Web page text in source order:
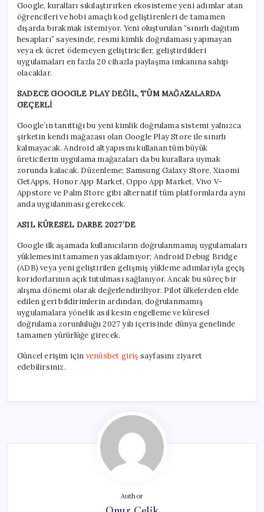
Google, kuralları sıkılaştırırken ekosisteme yeni adımlar atan
öğrencileri ve hobi amaçlı kod geliştirenleri de tamamen
dışarda bırakmak istemiyor. Yeni oluşturulan “sınırlı dağıtım
hesapları” sayesinde, resmi kimlik doğrulaması yapmayan
veya ek ücret ödemeyen geliştiriciler, geliştirdikleri
uygulamaları en fazla 20 cihazla paylaşma imkanına sahip
olacaklar.
SADECE GOOGLE PLAY DEĞİL, TÜM MAĞAZALARDA
GEÇERLİ
Google’ın tanıttığı bu yeni kimlik doğrulama sistemi yalnızca
şirketin kendi mağazası olan Google Play Store ile sınırlı
kalmayacak. Android altyapısını kullanan tüm büyük
üreticilerin uygulama mağazaları da bu kurallara uymak
zorunda kalacak. Düzenleme; Samsung Galaxy Store, Xiaomi
GetApps, Honor App Market, Oppo App Market, Vivo V-
Appstore ve Palm Store gibi alternatif tüm platformlarda aynı
anda uygulanması gerekecek.
ASIL KÜRESEL DARBE 2027’DE
Google ilk aşamada kullanıcıların doğrulanmamış uygulamaları
yüklemesini tamamen yasaklamıyor; Android Debug Bridge
(ADB) veya yeni geliştirilen gelişmiş yükleme adımlarıyla geçiş
koridorlarının açık tutulması sağlanıyor. Ancak bu süreç bir
alışma dönemi olarak değerlendiriliyor. Pilot ülkelerden elde
edilen geri bildirimlerin ardından, doğrulanmamış
uygulamalara yönelik asıl kesin engelleme ve küresel
doğrulama zorunluluğu 2027 yılı içerisinde dünya genelinde
tamamen yürürlüğe girecek.
Güncel erişim için venüsbet giriş sayfasını ziyaret
edebilirsiniz.
Author